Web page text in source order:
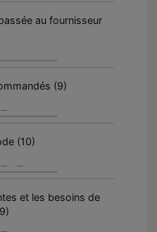
au fournisseur
(9)
(10)
et les besoins de